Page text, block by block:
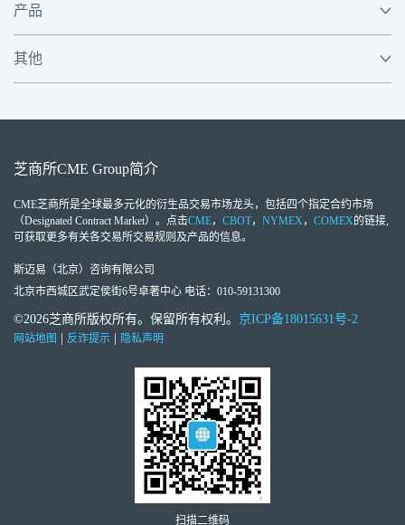
产品
其他
芝商所CME Group简介
CME芝商所是全球最多元化的衍生品交易市场龙头，包括四个指定合约市场
（Designated Contract Market）。点击CME， CBOT， NYMEX， COMEX的链接,
可获取更多有关各交易所交易规则及产品的信息。
斯迈易（北京）咨询有限公司
北京市西城区武定侯街6号卓著中心 电话：010-59131300
©2026芝商所版权所有。保留所有权利。 京ICP备18015631号-2
网站地图 反诈提示 隐私声明
扫描二维码